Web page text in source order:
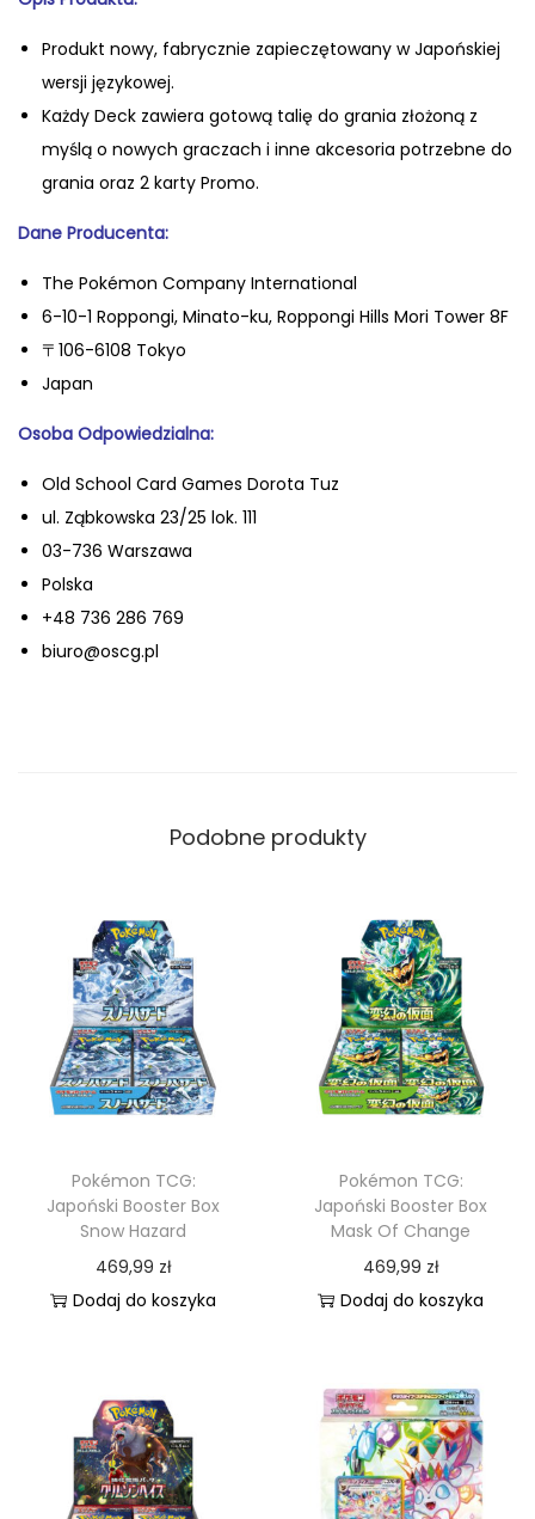
n
:
s
e
v
e
n
’
B
e
u
e
t
a
Produkt nowy, fabrycznie zapieczętowany w Japońskiej
wersji językowej.
Każdy Deck zawiera gotową talię do grania złożoną z
myślą o nowych graczach i inne akcesoria potrzebne do
grania oraz 2 karty Promo.
Dane Producenta:
The Pokémon Company International
6-10-1 Roppongi, Minato-ku, Roppongi Hills Mori Tower 8F
〒106-6108 Tokyo
Japan
Osoba Odpowiedzialna:
Old School Card Games Dorota Tuz
ul. Ząbkowska 23/25 lok. 111
03-736 Warszawa
Polska
+48 736 286 769
biuro@oscg.pl
Podobne produkty
Pokémon TCG:
Japoński Booster Box
Snow Hazard
469,99 zł
Dodaj do koszyka
Pokémon TCG:
Japoński Booster Box
Mask Of Change
469,99 zł
Dodaj do koszyka